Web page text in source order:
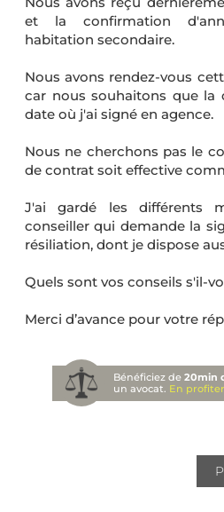
et la confirmation
habitation secondaire.
Nous avons rendez-vous
car nous souhaitons que la
date où j'ai signé en agence.
Nous ne cherchons pas le
de contrat soit effective
J'ai gardé les différents
conseiller qui demande la
résiliation, dont je dispose
Quels sont vos conseils s'il-
Merci d’avance pour votre
Bénéficiez de20min
un avocat. En profiter